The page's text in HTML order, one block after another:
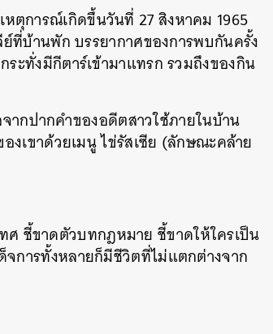
ตุการณ์เกิดขึ้นวันที่ 27 สิงหาคม 1965
ที่บ้านพัก บรรยากาศของการพบกันครั้ง
ะทั่งมีกีตาร์เข้ามาแทรก รวมถึงของกิน
กปากคำของอดีตสาวใช้ภายในบ้าน
งเขาด้วยเมนู ไข่รัสเซีย (ลักษณะคล้าย
ศ ชี้ขาดตัวบทกฎหมาย ชี้ขาดให้ใครเป็น
จการทั้งหลายก็มีชีวิตที่ไม่แตกต่างจาก